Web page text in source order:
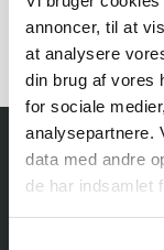
annoncer, til at
at analysere
din brug af vores
for sociale
analysepartnere.
data med andre
de har indsamlet